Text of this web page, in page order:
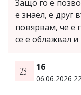
Защо го е
е знаел, е друг
повярвам, че е
се е облажвал и
23. 16
06.06.2026